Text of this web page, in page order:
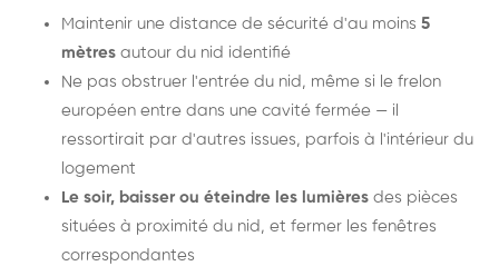
Maintenir une distance de sécurité d'au moins 5
mètres autour du nid identifié
Ne pas obstruer l'entrée du nid, même si le frelon
européen entre dans une cavité fermée — il
ressortirait par d'autres issues, parfois à l'intérieur du
logement
Le soir, baisser ou éteindre les lumières des pièces
situées à proximité du nid, et fermer les fenêtres
correspondantes